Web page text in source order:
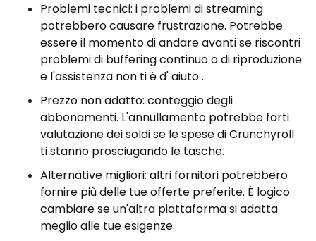
Problemi tecnici: i problemi di streaming
potrebbero causare frustrazione. Potrebbe
essere il momento di andare avanti se riscontri
problemi di buffering continuo o di riproduzione
e l'assistenza non ti è d' aiuto .
Prezzo non adatto: conteggio degli
abbonamenti. L'annullamento potrebbe farti
valutazione dei soldi se le spese di Crunchyroll
ti stanno prosciugando le tasche.
Alternative migliori: altri fornitori potrebbero
fornire più delle tue offerte preferite. È logico
cambiare se un'altra piattaforma si adatta
meglio alle tue esigenze.